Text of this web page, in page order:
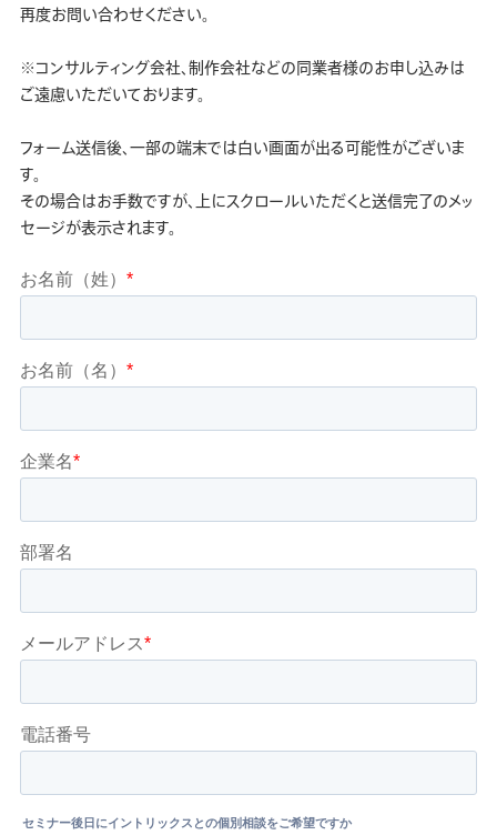
再度お問い合わせください。
※コンサルティング会社、制作会社などの同業者様のお申し込みは
ご遠慮いただいております。
フォーム送信後、一部の端末では白い画面が出る可能性がございま
す。
その場合はお手数ですが、上にスクロールいただくと送信完了のメッ
セージが表示されます。